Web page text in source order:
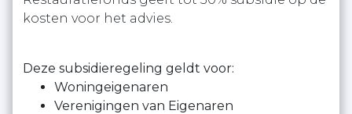
kosten voor het advies.
Deze subsidieregeling geldt voor:
Woningeigenaren
Verenigingen van Eigenaren